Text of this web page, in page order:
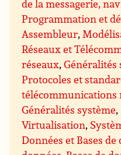
de la messagerie,
Programmation et
Assembleur,
Réseaux et
réseaux,Généralités
Protocoles et
télécommunications
Généralités système,
Virtualisation,
Données et Bases de